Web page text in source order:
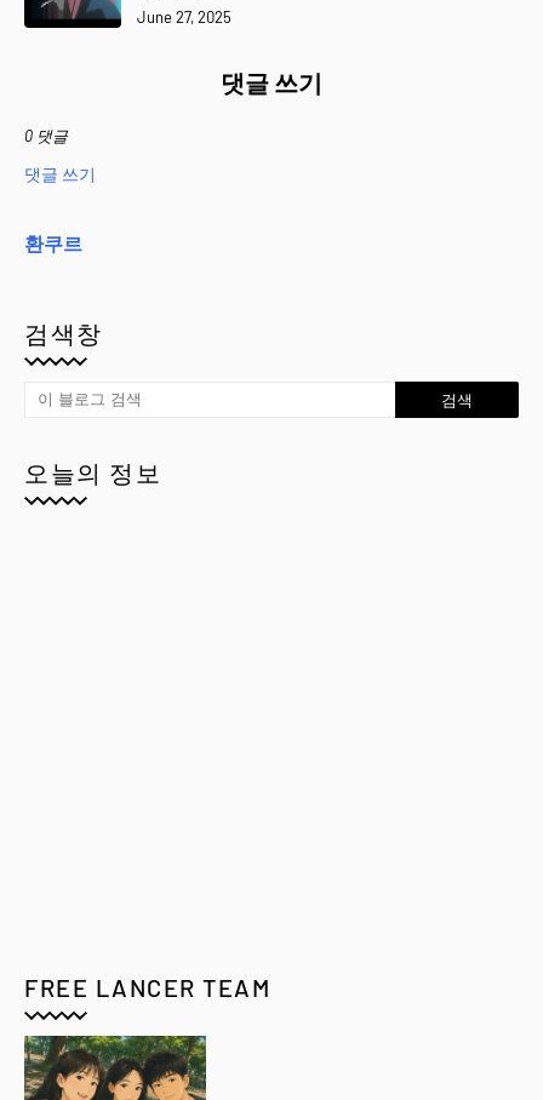
June 27, 2025
댓글 쓰기
0 댓글
댓글 쓰기
환쿠르
검색창
오늘의 정보
FREE LANCER TEAM